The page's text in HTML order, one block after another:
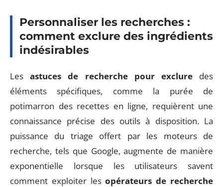
Personnaliser les recherches :
comment exclure des ingrédients
indésirables
Lesastuces de recherche pour excluredes
éléments spécifiques, comme la purée de
potimarron des recettes en ligne, requièrent une
connaissance précise des outils à disposition. La
puissance du triage offert par les moteurs de
recherche, tels que Google, augmente de manière
exponentielle lorsque les utilisateurs savent
comment exploiter lesopérateurs de recherche